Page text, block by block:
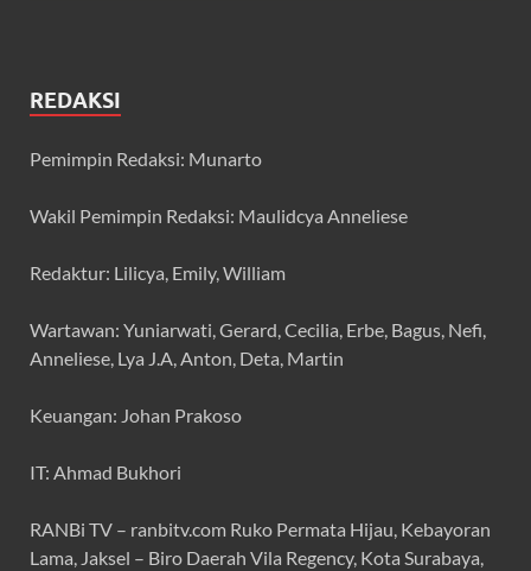
REDAKSI
Pemimpin Redaksi: Munarto
Wakil Pemimpin Redaksi: Maulidcya Anneliese
Redaktur: Lilicya, Emily, William
Wartawan: Yuniarwati, Gerard, Cecilia, Erbe, Bagus, Nefi,
Anneliese, Lya J.A, Anton, Deta, Martin
Keuangan: Johan Prakoso
IT: Ahmad Bukhori
RANBi TV – ranbitv.com Ruko Permata Hijau, Kebayoran
Lama, Jaksel – Biro Daerah Vila Regency, Kota Surabaya,